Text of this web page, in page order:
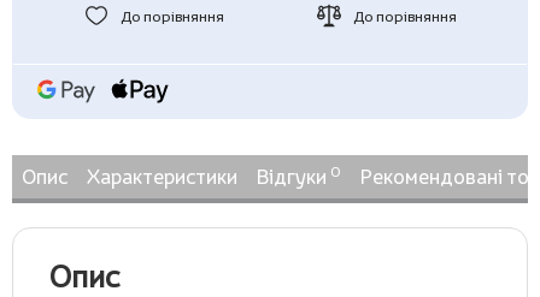
До порівняння До порівняння
Опис Характеристики Відгуки 0 Рекомендовані
Опис